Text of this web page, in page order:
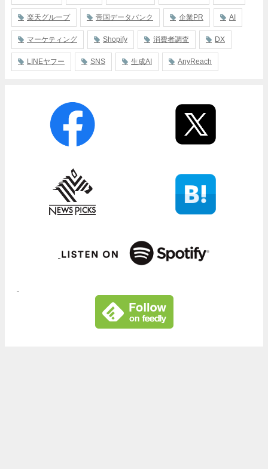
楽天グループ 帝国データバンク 企業PR AI
マーケティング Shopify 消費者調査 DX
LINEヤフー SNS 生成AI AnyReach